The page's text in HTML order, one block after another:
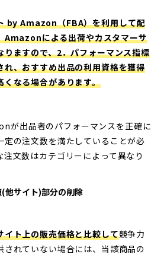
by Amazon（FBA）を利用して配
Amazonによる出荷やカスタマーサ
りますので、2．パフォーマンス指標
れ、おすすめ出品の利用資格を獲得
くなる場合があります。
が出品者のパフォーマンスを正確に
定の注文数を満たしていることが必
注文数はカテゴリーによって異なり
他サイト)部分の削除
イト上の販売価格と比較して競争力
されていない場合には、当該商品の